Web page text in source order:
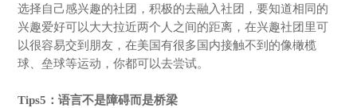
选择自己感兴趣的社团，积极的去融入社团，要知道相同的
兴趣爱好可以大大拉近两个人之间的距离，在兴趣社团里可
以很容易交到朋友，在美国有很多国内接触不到的像橄榄
球、垒球等运动，你都可以去尝试。
Tips5：语言不是障碍而是桥梁